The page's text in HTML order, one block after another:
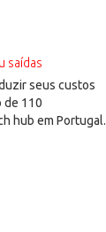
saídas
seus custos
de 110
hub em Portugal.